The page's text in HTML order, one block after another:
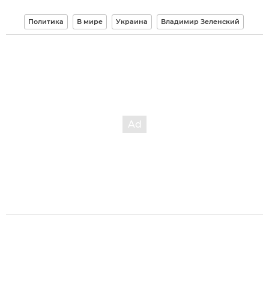
Политика В мире Украина Владимир Зеленский